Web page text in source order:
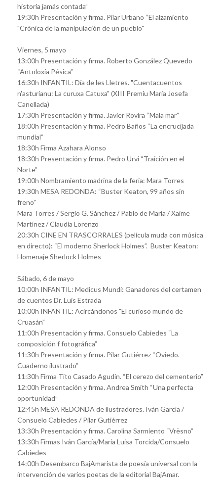
historia jamás contada”
19:30h Presentación y firma. Pilar Urbano “El alzamiento
"Crónica de la manipulación de un pueblo"
Viernes, 5 mayo
13:00h Presentación y firma. Roberto González Quevedo
“Antoloxía Pésica”
16:30h INFANTIL: Día de les Lletres. "Cuentacuentos
n'asturianu: La curuxa Catuxa" (XIII Premiu María Josefa
Canellada)
17:30h Presentación y firma. Javier Rovira “Mala mar”
18:00h Presentación y firma. Pedro Baños “La encrucijada
mundial”
18:30h Firma Azahara Alonso
18:30h Presentación y firma. Pedro Urvi “Traición en el
Norte”
19:00h Nombramiento madrina de la feria: Mara Torres
19:30h MESA REDONDA: “Buster Keaton, 99 años sin
freno”
Mara Torres / Sergio G. Sánchez / Pablo de María / Xaime
Martínez / Claudia Lorenzo
20:30h CINE EN TRASCORRALES (película muda con música
en directo): “El moderno Sherlock Holmes”. Buster Keaton:
Homenaje Sherlock Holmes
Sábado, 6 de mayo
10:00h INFANTIL: Medicus Mundi: Ganadores del certamen
de cuentos Dr. Luis Estrada
10:00h INFANTIL: Acircándonos "El curioso mundo de
Cruasán"
11:00h Presentación y firma. Consuelo Cabiedes “La
composición f fotográfica”
11:30h Presentación y firma. Pilar Gutiérrez “Oviedo.
Cuaderno ilustrado”
11:30h Firma Tito Casado Agudín. “El cerezo del cementerio”
12:00h Presentación y firma. Andrea Smith “Una perfecta
oportunidad”
12:45h MESA REDONDA de ilustradores. Iván García /
Consuelo Cabiedes / Pilar Gutiérrez
13:30h Presentación y firma. Carolina Sarmiento “Vrësno”
13:30h Firmas Iván García/María Luisa Torcida/Consuelo
Cabiedes
14:00h Desembarco BajAmarista de poesía universal con la
intervención de varios poetas de la editorial BajAmar.